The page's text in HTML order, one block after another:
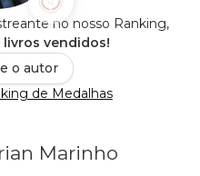
no nosso Ranking,
livros vendidos!
o autor
de Medalhas
Marinho